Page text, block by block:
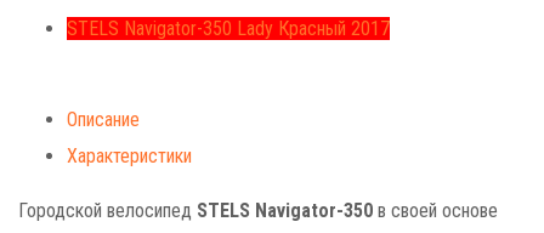
STELS Navigator-350 Lady Красный 2017
Описание
Характеристики
Городской велосипед STELS Navigator-350 в своей основе